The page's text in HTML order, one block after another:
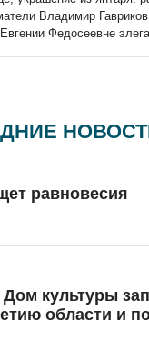
Владимир
Федосеевне
равновесия
культуры
области и